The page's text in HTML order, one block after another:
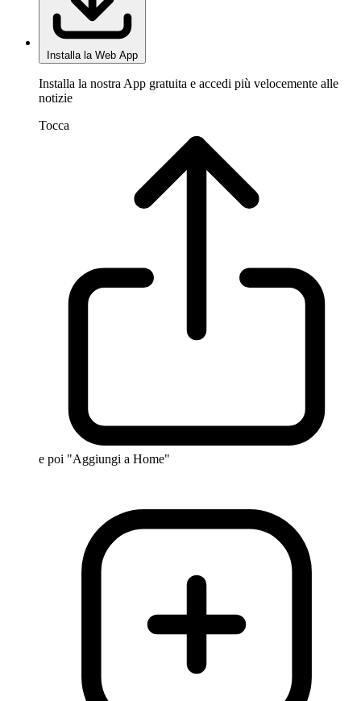
Installa la Web App
Installa la nostra App gratuita e accedi più velocemente alle
notizie
Tocca
e poi "Aggiungi a Home"